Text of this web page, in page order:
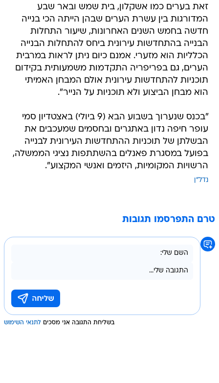
זאת בערים כמו אשקלון, בית שמש ובאר שבע
המדורגות בין עשרת הערים שבהן הייתה הכי בנייה
חדשה בחמש השנים האחרונות, שיעור התחלות
הבנייה בהתחדשות עירונית ביחס להתחלות הבנייה
הכלליות הוא מזערי. אמנם כיום ניתן לראות במרבית
הערים, גם בפריפריה התקדמות משמעותית בקידום
תוכניות להתחדשות עירונית אולם המבחן האמיתי
הוא מבחן הביצוע ולא תוכניות על הנייר".
"בכנס שנערוך בשבוע הבא (9 ביולי) באצטדיון סמי
עופר חיפה נדון באתגרים ובחסמים שמעכבים את
הבשלתן של תוכניות ההתחדשות העירונית לבנייה
בפועל במסגרת פאנלים בהשתתפות נציגי הממשלה,
הרשויות המקומיות, היזמים ואנשי המקצוע".
נדל"ן
טרם התפרסמו תגובות
בשליחת התגובה אני מסכים לתנאי השימוש